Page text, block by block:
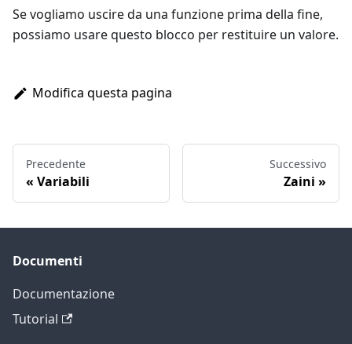
Se vogliamo uscire da una funzione prima della fine,
possiamo usare questo blocco per restituire un valore.
Modifica questa pagina
Precedente
Variabili
Successivo
Zaini
Documenti
Documentazione
Tutorial